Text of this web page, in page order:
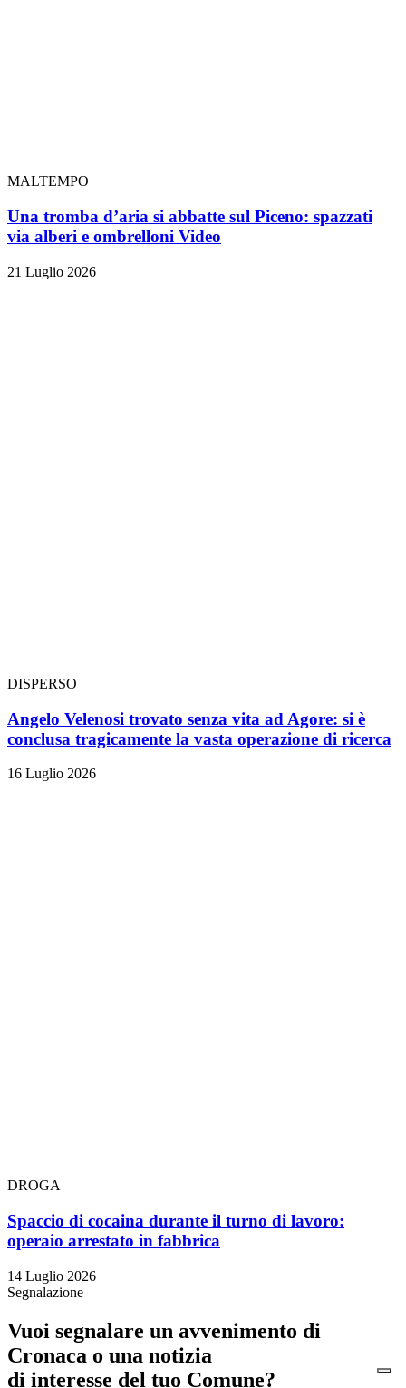
MALTEMPO
Una tromba d’aria si abbatte sul Piceno: spazzati
via alberi e ombrelloni Video
21 Luglio 2026
DISPERSO
Angelo Velenosi trovato senza vita ad Agore: si è
conclusa tragicamente la vasta operazione di ricerca
16 Luglio 2026
DROGA
Spaccio di cocaina durante il turno di lavoro:
operaio arrestato in fabbrica
14 Luglio 2026
Segnalazione
Vuoi segnalare un avvenimento di
Cronaca o una notizia
di interesse del tuo Comune?